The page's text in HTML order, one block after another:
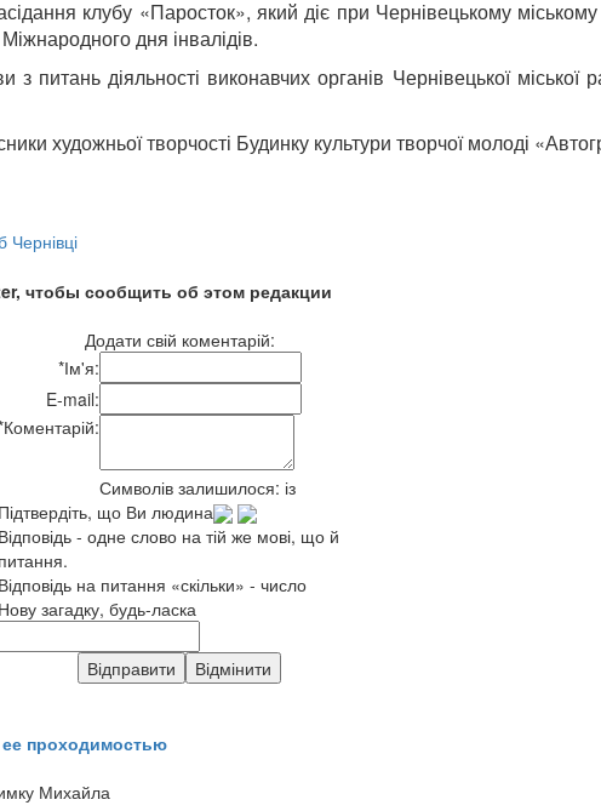
клубу «Паросток», який діє при Чернівецькому міському
дня інвалідів.
з питань діяльності виконавчих органів Чернівецької
художньої творчості Будинку культури творчої молоді
чтобы сообщить об этом редакции
Додати свій коментарій:
*Ім'я:
E-mail:
Коментарій:
Символів залишилося: із
Підтвердіть, що Ви людина
Відповідь - одне слово на тій же мові, що й
питання.
Відповідь на питання «скільки» - число
Нову загадку, будь-ласка
проходимостью
Михайла